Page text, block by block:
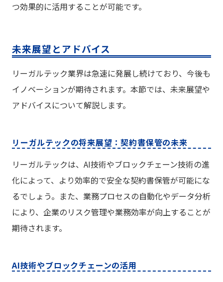
つ効果的に活用することが可能です。
未来展望とアドバイス
リーガルテック業界は急速に発展し続けており、今後も
イノベーションが期待されます。本節では、未来展望や
アドバイスについて解説します。
リーガルテックの将来展望：契約書保管の未来
リーガルテックは、AI技術やブロックチェーン技術の進
化によって、より効率的で安全な契約書保管が可能にな
るでしょう。また、業務プロセスの自動化やデータ分析
により、企業のリスク管理や業務効率が向上することが
期待されます。
AI技術やブロックチェーンの活用